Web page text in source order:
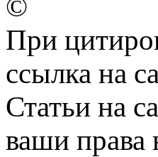
©
При
ссылка на
Статьи на
ваши права